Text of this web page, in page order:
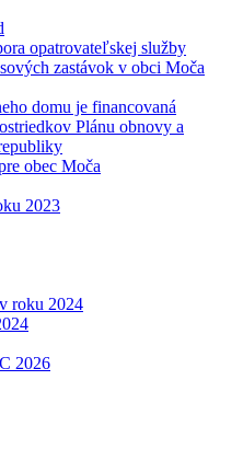
opatrovateľskej služby
zastávok v obci Moča
domu je financovaná
Plánu obnovy a
obec Moča
2023
roku 2024
2026